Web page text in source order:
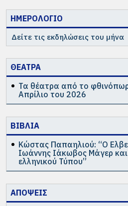
ΗΜΕΡΟΛΟΓΙΟ
Δείτε τις εκδηλώσεις του μήνα
ΘΕΑΤΡΑ
Τα θέατρα από το
Απρίλιο του 2026
ΒΙΒΛΙΑ
Κώστας Παπαηλιού: “Ο
Ιωάννης Ιάκωβος Μάγερ
ελληνικού Τύπου”
ΑΠΟΨΕΙΣ